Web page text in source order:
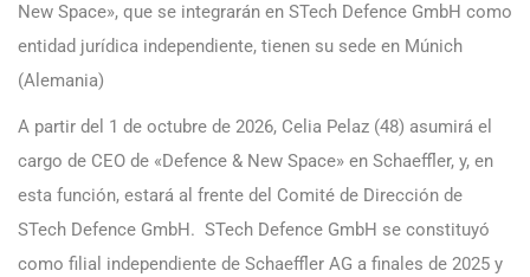
New Space», que se integrarán en STech Defence GmbH como
entidad jurídica independiente, tienen su sede en Múnich
(Alemania)
A partir del 1 de octubre de 2026, Celia Pelaz (48) asumirá el
cargo de CEO de «Defence & New Space» en Schaeffler, y, en
esta función, estará al frente del Comité de Dirección de
STech Defence GmbH. STech Defence GmbH se constituyó
como filial independiente de Schaeffler AG a finales de 2025 y